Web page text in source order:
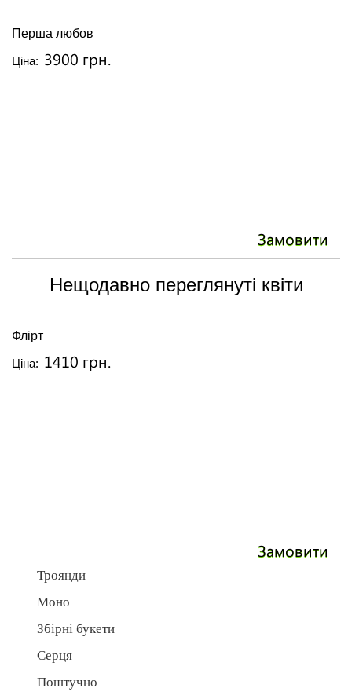
Перша любов
Ціна: 3900 грн.
Замовити
Нещодавно переглянуті квіти
Флірт
Ціна: 1410 грн.
Замовити
Троянди
Моно
Збірні букети
Серця
Поштучно